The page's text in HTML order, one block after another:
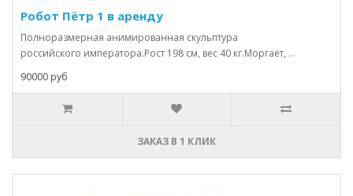
Робот Пётр 1 в аренду
Полноразмерная анимированная скульптура
российского императора.Рост 198 см, вес 40 кг.Моргает, ..
90000 руб
ЗАКАЗ В 1 КЛИК